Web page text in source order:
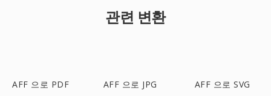
관련 변환
AFF 으로 PDF AFF 으로 JPG AFF 으로 SVG